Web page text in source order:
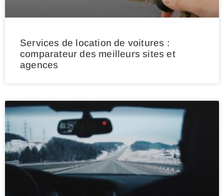
Services de location de voitures :
comparateur des meilleurs sites et
agences